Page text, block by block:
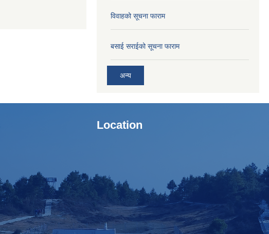
विवाहको सूचना फाराम
बसाई सराईको सूचना फाराम
अन्य
Location